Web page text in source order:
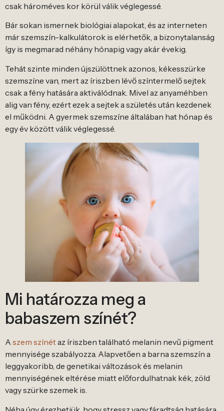
csak hároméves kor körül válik véglegessé.
Bár sokan ismernek biológiai alapokat, és az interneten
már szemszín-kalkulátorok is elérhetők, a bizonytalanság
így is megmarad néhány hónapig vagy akár évekig.
Tehát szinte minden újszülöttnek azonos, kékesszürke
szemszíne van, mert az íriszben lévő színtermelő sejtek
csak a fény hatására aktiválódnak. Mivel az anyaméhben
alig van fény, ezért ezek a sejtek a születés után kezdenek
el működni. A gyermek szemszíne általában hat hónap és
egy év között válik véglegessé.
Mi határozza meg a
babaszem színét?
A szem színétaz íriszben található melanin nevű pigment
mennyisége szabályozza. Alapvetően a barna szemszín a
leggyakoribb, de genetikai változások és melanin
mennyiségének eltérése miatt előfordulhatnak kék, zöld
vagy szürke szemek is.